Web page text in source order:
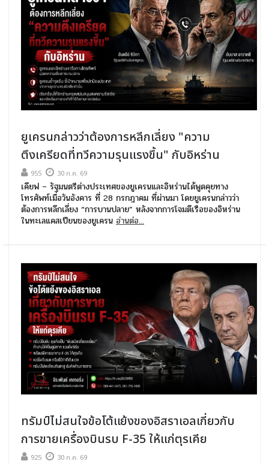
ยูเครนกล่าวว่าต้องการหลีกเลี่ยง "ความ
ตึงเครียดที่ทวีความรุนแรงขึ้น" กับอิหร่าน
955 30 ก.ค. 69
เคียฟ – รัฐมนตรีต่างประเทศของยูเครนและอิหร่านได้พูดคุยทาง
โทรศัพท์เมื่อวันอังคาร ที่ 28 กรกฎาคม ที่ผ่านมา โดยยูเครนกล่าวว่า
ต้องการหลีกเลี่ยง “การบานปลาย” หลังจากการโจมตีเรือของอิหร่าน
ในทะเลแคสเปียนของยูเครน อ่านต่อ...
ทรัมป์ไม่สนใจข้อโต้แย้งของอิสราเอลเกี่ยวกับ
การขายเครื่องบินรบ F-35 ให้แก่ตุรเคีย
925 30 ก.ค. 69